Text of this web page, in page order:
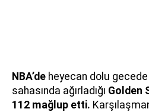
NBA’de heyecan dolu gecede
sahasında ağırladığı Golden
112 mağlup etti.